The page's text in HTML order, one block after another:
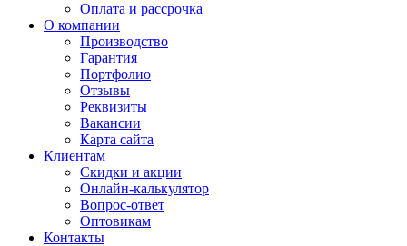
Оплата и рассрочка
О компании
Производство
Гарантия
Портфолио
Отзывы
Реквизиты
Вакансии
Карта сайта
Клиентам
Скидки и акции
Онлайн-калькулятор
Вопрос-ответ
Оптовикам
Контакты